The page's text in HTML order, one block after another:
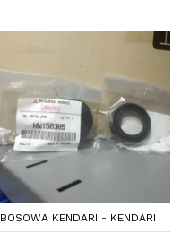
BOSOWA KENDARI - KENDARI